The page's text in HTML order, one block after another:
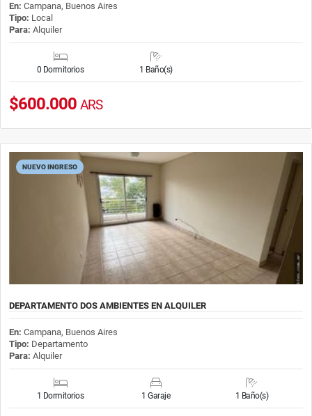
En: Campana, Buenos Aires
Tipo: Local
Para: Alquiler
0 Dormitorios 1 Baño(s)
$600.000 ARS
NUEVO INGRESO
DEPARTAMENTO DOS AMBIENTES EN ALQUILER
En: Campana, Buenos Aires
Tipo: Departamento
Para: Alquiler
1 Dormitorios 1 Garaje 1 Baño(s)